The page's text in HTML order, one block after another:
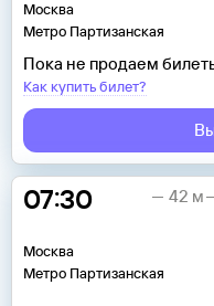
Москва
Метро Партизанская
Пока не продаем
Как купить билет?
07:30
Москва
Метро Партизанская
42 м